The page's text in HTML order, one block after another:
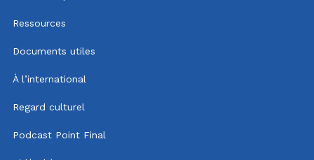
Ressources
Documents utiles
À l’international
Regard culturel
Podcast Point Final